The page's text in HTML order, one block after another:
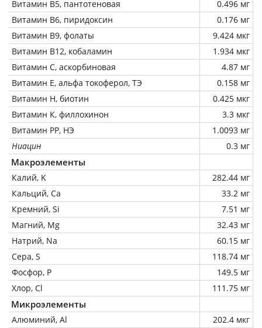
Витамин В5, пантотеновая
0.496 мг
Витамин В6, пиридоксин
0.176 мг
Витамин В9, фолаты
9.424 мкг
Витамин В12, кобаламин
1.934 мкг
Витамин C, аскорбиновая
4.87 мг
Витамин Е, альфа токоферол, ТЭ
0.158 мг
Витамин Н, биотин
0.425 мкг
Витамин К, филлохинон
3.3 мкг
Витамин РР, НЭ
1.0093 мг
Ниацин
0.3 мг
Макроэлементы
Калий, K
282.44 мг
Кальций, Ca
33.2 мг
Кремний, Si
7.51 мг
Магний, Mg
32.43 мг
Натрий, Na
60.15 мг
Сера, S
118.74 мг
Фосфор, P
149.5 мг
Хлор, Cl
111.75 мг
Микроэлементы
Алюминий, Al
202.4 мкг